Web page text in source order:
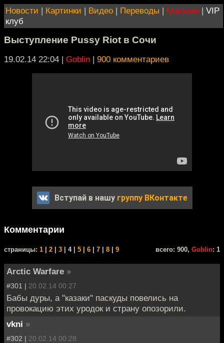
Новости | Картинки | Видео | Переводы | Магазин | VIP
клуб
Выступление Pussy Riot в Сочи
19.02.14 22:04 | Goblin | 900 комментариев
Вступай в нашу группу ВКонтакте
Комментарии
cтраницы: 1 2 3 | 4 | 5 6 7 8 9 всего: 900, Goblin: 1
Arctic Warfare »
#301 | 20.02.14 00:27
Бабы дуры, а "казаки" паскуды повелись на
провокацию этих уродок и страну опозорили.
vkni »
#302 | 20.02.14 00:28